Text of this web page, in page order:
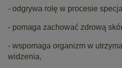
- odgrywa rolę w procesie
- pomaga zachować zdrową
- wspomaga organizm w
widzenia,